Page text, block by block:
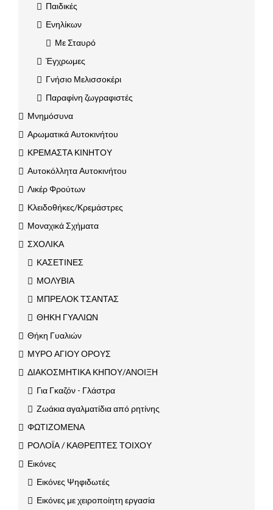
Παιδικές
Ενηλίκων
Με Σταυρό
Έγχρωμες
Γνήσιο Μελισσοκέρι
Παραφίνη ζωγραφιστές
Μνημόσυνα
Αρωματικά Αυτοκινήτου
ΚΡΕΜΑΣΤΑ ΚΙΝΗΤΟΥ
Αυτοκόλλητα Αυτοκινήτου
Λικέρ Φρούτων
Κλειδοθήκες/Κρεμάστρες
Μοναχικά Σχήματα
ΣΧΟΛΙΚΑ
ΚΑΣΕΤΙΝΕΣ
ΜΟΛΥΒΙΑ
ΜΠΡΕΛΟΚ ΤΣΑΝΤΑΣ
ΘΗΚΗ ΓΥΑΛΙΩΝ
Θήκη Γυαλιών
ΜΥΡΟ ΑΓΙΟΥ ΟΡΟΥΣ
ΔΙΑΚΟΣΜΗΤΙΚΑ ΚΗΠΟΥ/ΑΝΟΙΞΗ
Για Γκαζόν - Γλάστρα
Ζωάκια αγαλματίδια από ρητίνης
ΦΩΤΙΖΟΜΕΝΑ
ΡΟΛΟΪΑ / ΚΑΘΡΕΠΤΕΣ ΤΟΙΧΟΥ
Εικόνες
Εικόνες Ψηφιδωτές
Εικόνες με χειροποίητη εργασία